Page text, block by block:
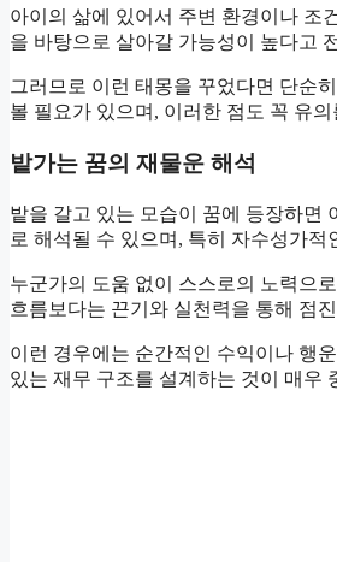
아이의 삶에 있어서 주변 환경이나 조
을 바탕으로 살아갈 가능성이 높다고
그러므로 이런 태몽을 꾸었다면 단순
볼 필요가 있으며, 이러한 점도 꼭 유
밭가는 꿈의 재물운 해석
밭을 갈고 있는 모습이 꿈에 등장하면
로 해석될 수 있으며, 특히 자수성가
누군가의 도움 없이 스스로의 노력으
흐름보다는 끈기와 실천력을 통해 점
이런 경우에는 순간적인 수익이나 행
있는 재무 구조를 설계하는 것이 매우